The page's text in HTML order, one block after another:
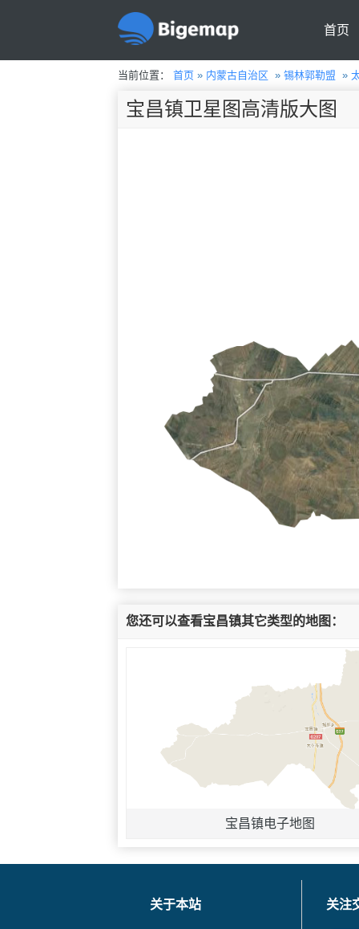
首页
当前位置： 首页» 内蒙古自治区 » 锡林郭勒盟 »
宝昌镇卫星图高清版大图
您还可以查看宝昌镇其它类型的地图：
宝昌镇电子地图
关于本站 关注